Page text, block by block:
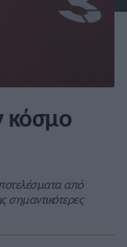
κόσμο
από
σημαντικότερες